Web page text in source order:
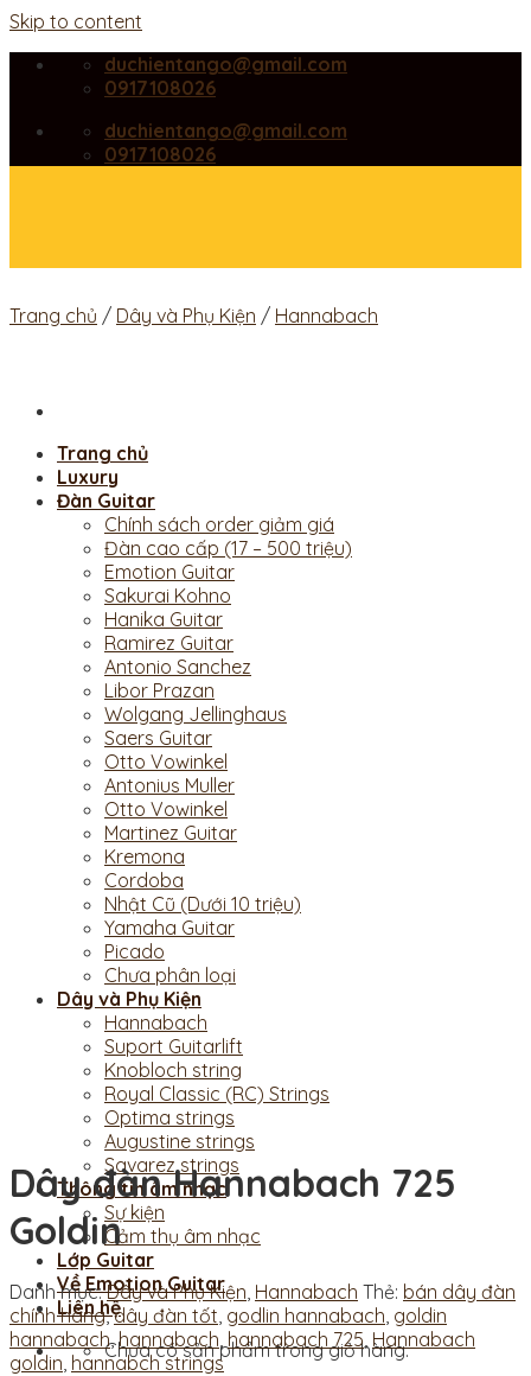
Skip to content
duchientango@gmail.com
0917108026
duchientango@gmail.com
0917108026
Trang chủ
Luxury
Đàn Guitar
Chính sách order giảm giá
Đàn cao cấp (17 – 500 triệu)
Emotion Guitar
Sakurai Kohno
Hanika Guitar
Ramirez Guitar
Antonio Sanchez
Libor Prazan
Wolgang Jellinghaus
Saers Guitar
Otto Vowinkel
Antonius Muller
Otto Vowinkel
Martinez Guitar
Kremona
Cordoba
Nhật Cũ (Dưới 10 triệu)
Yamaha Guitar
Picado
Chưa phân loại
Dây và Phụ Kiện
Hannabach
Suport Guitarlift
Knobloch string
Royal Classic (RC) Strings
Optima strings
Augustine strings
Savarez strings
Thông tin âm nhạc
Sự kiện
Cảm thụ âm nhạc
Lớp Guitar
Về Emotion Guitar
Liên hệ
Chưa có sản phẩm trong giỏ hàng.
Trang chủ / Dây và Phụ Kiện / Hannabach
Dây đàn Hannabach 725
Goldin
Danh mục:Dây và Phụ Kiện Hannabach Thẻ: bán dây đàn
chính hãng,dây đàn tốt godlin hannabach goldin
hannabach,hannabach hannabach 725 Hannabach
goldin hannabch strings